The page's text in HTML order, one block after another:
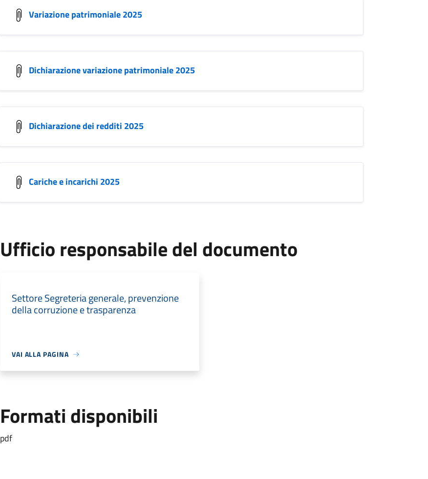
Variazione patrimoniale 2025
Dichiarazione variazione patrimoniale 2025
Dichiarazione dei redditi 2025
Cariche e incarichi 2025
Ufficio responsabile del documento
Settore Segreteria generale, prevenzione
della corruzione e trasparenza
VAI ALLA PAGINA
Formati disponibili
pdf